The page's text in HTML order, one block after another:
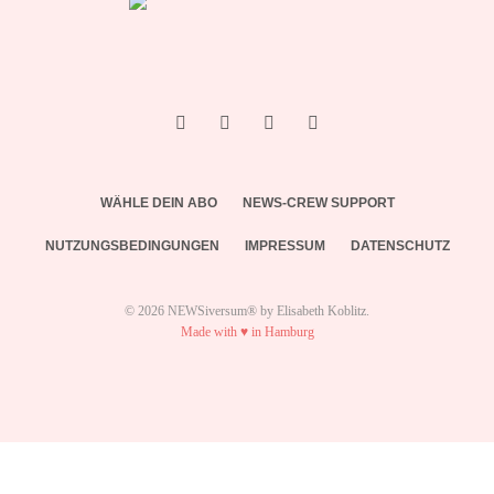
WÄHLE DEIN ABO NEWS-CREW SUPPORT
NUTZUNGSBEDINGUNGEN IMPRESSUM DATENSCHUTZ
© 2026 NEWSiversum® by Elisabeth Koblitz.
Made with ♥ in Hamburg